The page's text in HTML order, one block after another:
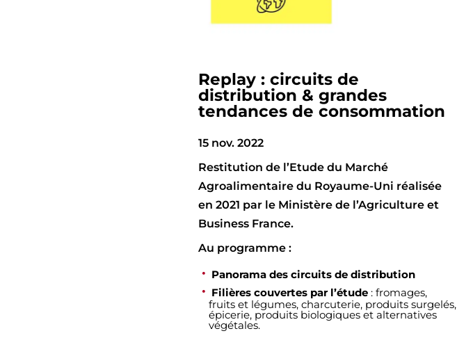
Replay : circuits de
distribution & grandes
tendances de consommation
15 nov. 2022
Restitution de l’Etude du Marché
Agroalimentaire du Royaume-Uni réalisée
en 2021 par le Ministère de l’Agriculture et
Business France.
Au programme :
Panorama des circuits de distribution
Filières couvertes par l’étude : fromages,
fruits et légumes, charcuterie, produits surgelés,
épicerie, produits biologiques et alternatives
végétales.